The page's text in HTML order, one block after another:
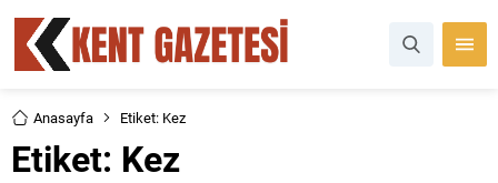
Anasayfa Etiket: Kez
Etiket: Kez